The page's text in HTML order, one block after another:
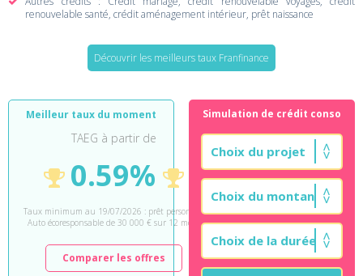
renouvelable santé, crédit aménagement intérieur, prêt naissance
Découvrir les meilleurs taux Franfinance
Meilleur taux du moment
TAEG à partir de
0.59%
Taux minimum au 19/07/2026 : prêt personnel
Auto écoresponsable de 30 000 € sur 12 mois.
Comparer les offres
Simulation de crédit conso